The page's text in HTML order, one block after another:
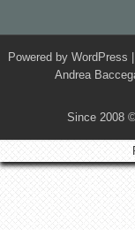
Powered by WordPress
Andrea
Since 2008